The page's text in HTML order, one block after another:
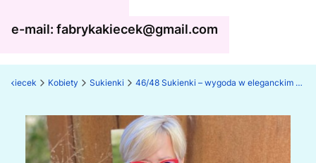
e-mail: fabrykakiecek@gmail.com
kiecek Kobiety Sukienki 46/48 Sukienki – wygoda w eleganckim stylu